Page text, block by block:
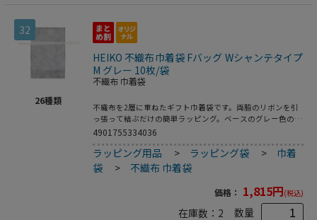
32
26種類
HEIKO 不織布巾着袋 Fバッグ Wシャンテタイプ
M グレー 10枚/袋
不織布 巾着袋
不織布を2層に重ねたギフト巾着袋です。両脇のリボンを引
っ張って結ぶだけの簡単ラッピング。ベースのグレー色の上
に薄手の白を重ねることで、やさしく上品なイメージのギフ
りも容量があります。●入数：10枚
4901755334036
ラッピング用品 > ラッピング袋 > 巾着
袋
> 不織布 巾着袋
価格： 1,815円(税込)
在庫数： 2 数量